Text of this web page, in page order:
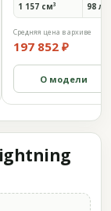
1 157 см³ 98
Средняя цена в архиве
197 852 ₽
О модели